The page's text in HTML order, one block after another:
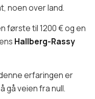
noen over land.
første til 1200 € og en
Hallberg-Rassy
erfaringen er
gå veien fra null.